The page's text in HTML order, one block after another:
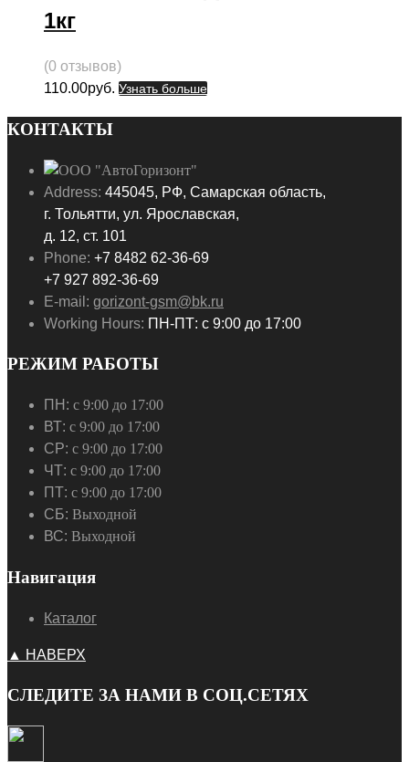
1кг
(0 отзывов)
110.00руб. Узнать больше
КОНТАКТЫ
Address: 445045, РФ, Самарская область,
г. Тольятти, ул. Ярославская,
д. 12, ст. 101
Phone: +7 8482 62-36-69
+7 927 892-36-69
E-mail: gorizont-gsm@bk.ru
Working Hours: ПН-ПТ: с 9:00 до 17:00
РЕЖИМ РАБОТЫ
ПН: с 9:00 до 17:00
ВТ: с 9:00 до 17:00
СР: с 9:00 до 17:00
ЧТ: с 9:00 до 17:00
ПТ: с 9:00 до 17:00
СБ: Выходной
ВС: Выходной
Навигация
Каталог
▲ НАВЕРХ
СЛЕДИТЕ ЗА НАМИ В СОЦ.СЕТЯХ